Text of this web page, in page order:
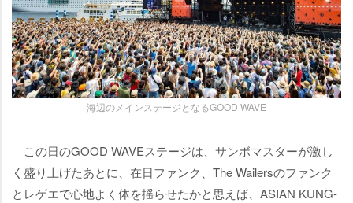
海辺のメインステージとなるGOOD WAVE
この日のGOOD WAVEステージは、サンボマスターが激し
く盛り上げたあとに、在日ファンク、The Wailersのファンク
とレゲエで心地よく体を揺らせたかと思えば、ASIAN KUNG-